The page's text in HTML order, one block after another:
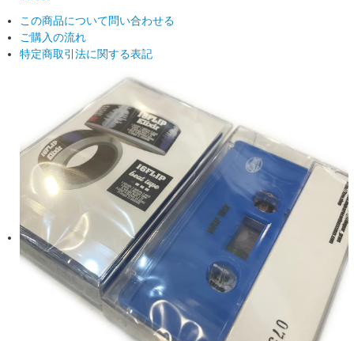
この商品について問い合わせる
ご購入の流れ
特定商取引法に関する表記